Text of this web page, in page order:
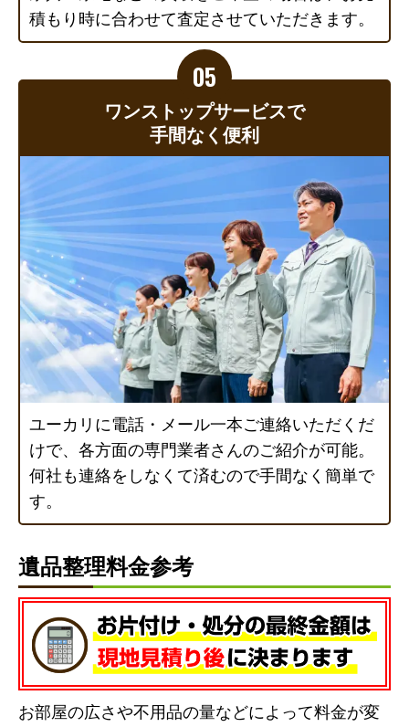
積もり時に合わせて査定させていただきます。
ワンストップサービスで
手間なく便利
ユーカリに電話・メール一本ご連絡いただくだ
けで、各方面の専門業者さんのご紹介が可能。
何社も連絡をしなくて済むので手間なく簡単で
す。
遺品整理料金参考
お部屋の広さや不用品の量などによって料金が変